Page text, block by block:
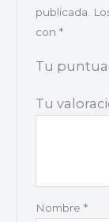
publicada.
con *
Tu
Tu
Nombre *